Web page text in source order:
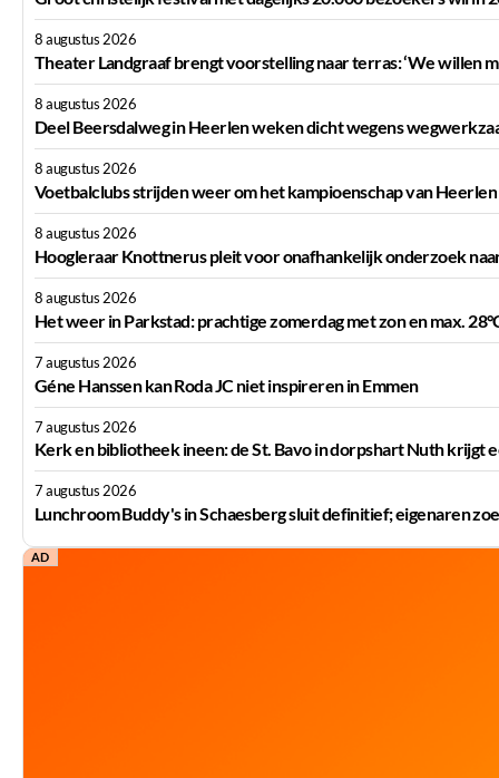
8 augustus 2026
Theater Landgraaf brengt voorstelling naar terras: ‘We willen
8 augustus 2026
Deel Beersdalweg in Heerlen weken dicht wegens
8 augustus 2026
Voetbalclubs strijden weer om het kampioenschap van Heerlen
8 augustus 2026
Hoogleraar Knottnerus pleit voor onafhankelijk onderzoek
8 augustus 2026
Het weer in Parkstad: prachtige zomerdag met zon en max.
7 augustus 2026
Géne Hanssen kan Roda JC niet inspireren in Emmen
7 augustus 2026
Kerk en bibliotheek ineen: de St. Bavo in dorpshart Nuth krijgt
7 augustus 2026
Lunchroom Buddy's in Schaesberg sluit definitief; eigenaren
AD